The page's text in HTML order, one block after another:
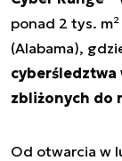
ponad 2 tys.
(Alabama),
cyberśledztwa
zbliżonych do
Od otwarcia w